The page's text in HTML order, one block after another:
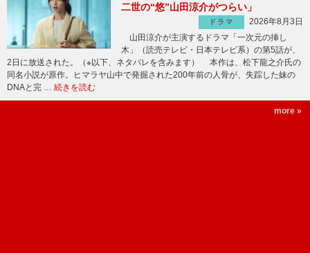
二世の“悠”山田涼介がつらい」
ドラマ
2026年8月3日
山田涼介が主演するドラマ「一次元の挿し
木」（読売テレビ・日本テレビ系）の第5話が、
2日に放送された。（※以下、ネタバレを含みます） 本作は、松下龍之介氏の
同名小説が原作。ヒマラヤ山中で発掘された200年前の人骨が、失踪した妹の
DNAと完 … 続きを読む
more »